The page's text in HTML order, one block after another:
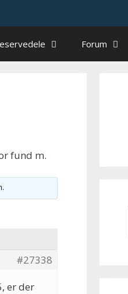
Forum
fund m.
.
#27338
er der